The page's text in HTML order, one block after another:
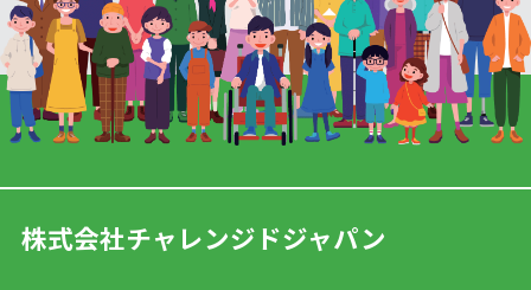
株式会社チャレンジドジャパン